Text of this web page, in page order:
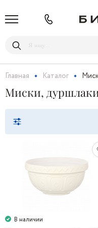
Главная Каталог
Миски,
В наличии